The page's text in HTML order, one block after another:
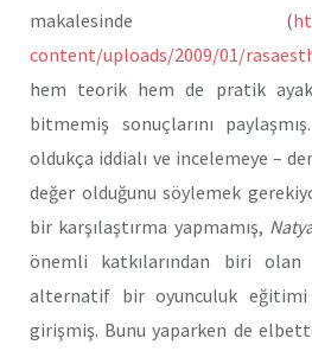
makalesinde (
content/uploads/2009/01/
hem teorik hem de pratik
bitmemiş sonuçlarını
oldukça iddialı ve incelemeye –
değer olduğunu söylemek
bir karşılaştırma yapmamış,
önemli katkılarından biri olan
alternatif bir oyunculuk
girişmiş. Bunu yaparken de